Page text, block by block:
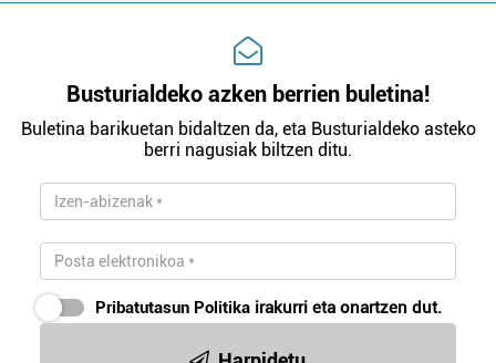
Busturialdeko azken berrien buletina!
Buletina barikuetan bidaltzen da, eta Busturialdeko asteko
berri nagusiak biltzen ditu.
Pribatutasun Politika irakurri eta onartzen dut.